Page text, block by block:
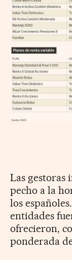
Las gestoras
pecho a la
los
entidades
ofrecieron,
ponderada